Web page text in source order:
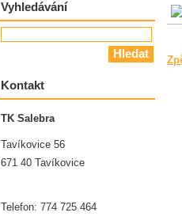
Vyhledávání
Kontakt
TK Salebra
Tavíkovice 56
671 40 Tavíkovice
Telefon: 774 725 464